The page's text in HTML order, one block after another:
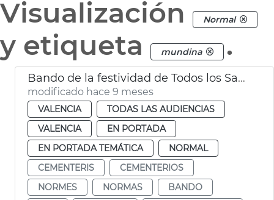
Visualización
Normal
y etiqueta mundina .
Bando de la festividad de Todos los Santos
modificado hace 9 meses
VALENCIA
TODAS LAS AUDIENCIAS
VALENCIA
EN PORTADA
EN PORTADA TEMÁTICA
NORMAL
CEMENTERIS
CEMENTERIOS
NORMES
NORMAS
BANDO